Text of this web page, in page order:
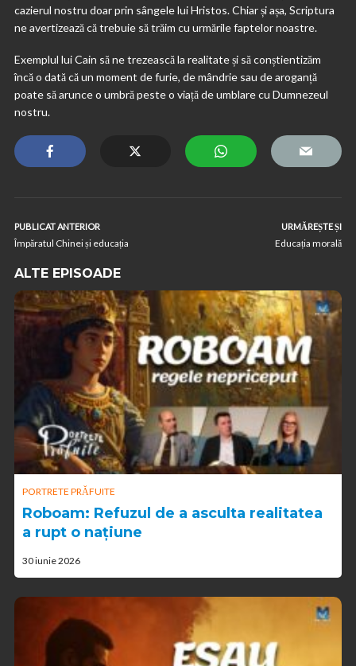
cazierul nostru doar prin sângele lui Hristos. Chiar și așa, Scriptura
ne avertizează că trebuie să trăim cu urmările faptelor noastre.
Exemplul lui Cain să ne trezească la realitate și să conștientizăm
încă o dată că un moment de furie, de mândrie sau de aroganță
poate să arunce o umbră peste o viață de umblare cu Dumnezeul
nostru.
PUBLICAT ANTERIOR
Împăratul Chinei și educația
URMĂREȘTE ȘI
Educația morală
ALTE EPISOADE
PORTRETE PRĂFUITE
Roboam: Refuzul de a asculta realitatea
a rupt o națiune
30 iunie 2026